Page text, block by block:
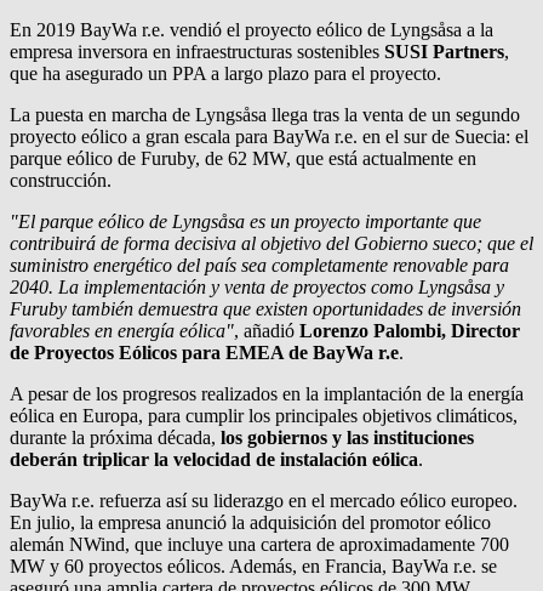
En 2019 BayWa r.e. vendió el proyecto eólico de Lyngsåsa a la
empresa inversora en infraestructuras sostenibles SUSI Partners,
que ha asegurado un PPA a largo plazo para el proyecto.
La puesta en marcha de Lyngsåsa llega tras la venta de un segundo
proyecto eólico a gran escala para BayWa r.e. en el sur de Suecia: el
parque eólico de Furuby, de 62 MW, que está actualmente en
construcción.
"El parque eólico de Lyngsåsa es un proyecto importante que
contribuirá de forma decisiva al objetivo del Gobierno sueco; que el
suministro energético del país sea completamente renovable para
2040. La implementación y venta de proyectos como Lyngsåsa y
Furuby también demuestra que existen oportunidades de inversión
favorables en energía eólica", añadió Lorenzo Palombi, Director
de Proyectos Eólicos para EMEA de BayWa r.e.
A pesar de los progresos realizados en la implantación de la energía
eólica en Europa, para cumplir los principales objetivos climáticos,
durante la próxima década, los gobiernos y las instituciones
deberán triplicar la velocidad de instalación eólica.
BayWa r.e. refuerza así su liderazgo en el mercado eólico europeo.
En julio, la empresa anunció la adquisición del promotor eólico
alemán NWind, que incluye una cartera de aproximadamente 700
MW y 60 proyectos eólicos. Además, en Francia, BayWa r.e. se